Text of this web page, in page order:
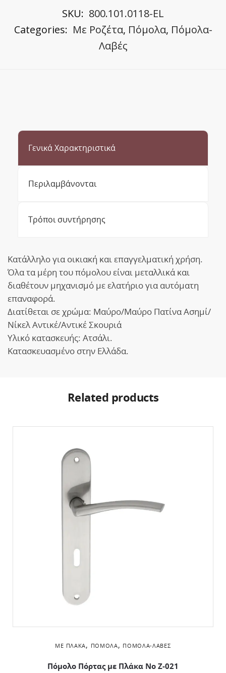
SKU: 800.101.0118-EL
Categories: Με Ροζέτα, Πόμολα, Πόμολα-
Λαβές
Γενικά Χαρακτηριστικά
Περιλαμβάνονται
Τρόποι συντήρησης
Κατάλληλο για οικιακή και επαγγελματική χρήση.
Όλα τα μέρη του πόμολου είναι μεταλλικά και
διαθέτουν μηχανισμό με ελατήριο για αυτόματη
επαναφορά.
Διατίθεται σε χρώμα: Μαύρο/Μαύρο Πατίνα Ασημί/
Νίκελ Αντικέ/Αντικέ Σκουριά
Υλικό κατασκευής: Ατσάλι.
Κατασκευασμένο στην Ελλάδα.
Related products
ΜΕ ΠΛΆΚΑ, ΠΌΜΟΛΑ, ΠΌΜΟΛΑ-ΛΑΒΈΣ
Πόμολο Πόρτας με Πλάκα No Z-021